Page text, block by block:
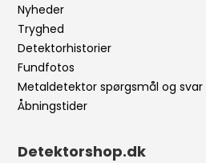
Nyheder
Tryghed
Detektorhistorier
Fundfotos
Metaldetektor spørgsmål og svar
Åbningstider
Detektorshop.dk